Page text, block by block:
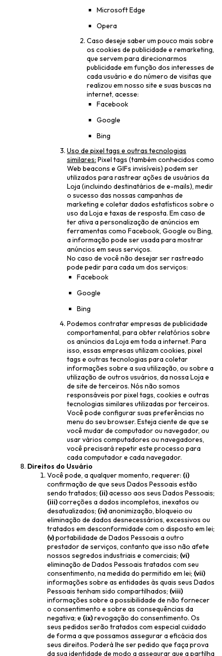
Microsoft Edge
Opera
Caso deseje saber um pouco mais sobre
os cookies de publicidade e remarketing,
que servem para direcionarmos
publicidade em função dos interesses de
cada usuário e do número de visitas que
realizou em nosso site e suas buscas na
internet, acesse:
Facebook
Google
Bing
Uso de pixel tags e outras tecnologias
similares: Pixel tags (também conhecidos como
Web beacons e GIFs invisíveis) podem ser
utilizados para rastrear ações de usuários da
Loja (incluindo destinatários de e-mails), medir
o sucesso das nossas campanhas de
marketing e coletar dados estatísticos sobre o
uso da Loja e taxas de resposta. Em caso de
ter ativa a personalização de anúncios em
ferramentas como Facebook, Google ou Bing,
a informação pode ser usada para mostrar
anúncios em seus serviços.
No caso de você não desejar ser rastreado
pode pedir para cada um dos serviços:
Facebook
Google
Bing
Podemos contratar empresas de publicidade
comportamental, para obter relatórios sobre
os anúncios da Loja em toda a internet. Para
isso, essas empresas utilizam cookies, pixel
tags e outras tecnologias para coletar
informações sobre a sua utilização, ou sobre a
utilização de outros usuários, da nossa Loja e
de site de terceiros. Nós não somos
responsáveis por pixel tags, cookies e outras
tecnologias similares utilizadas por terceiros.
Você pode configurar suas preferências no
menu do seu browser. Esteja ciente de que se
você mudar de computador ou navegador, ou
usar vários computadores ou navegadores,
você precisará repetir este processo para
cada computador e cada navegador.
Direitos do Usuário
Você pode, a qualquer momento, requerer: (i)
confirmação de que seus Dados Pessoais estão
sendo tratados; (ii)acesso aos seus Dados Pessoais;
(iii)correções a dados incompletos, inexatos ou
desatualizados; (iv)anonimização, bloqueio ou
eliminação de dados desnecessários, excessivos ou
tratados em desconformidade com o disposto em lei;
(v)portabilidade de Dados Pessoais a outro
prestador de serviços, contanto que isso não afete
nossos segredos industriais e comerciais; (vi)
eliminação de Dados Pessoais tratados com seu
consentimento, na medida do permitido em lei; (vii)
informações sobre as entidades às quais seus Dados
Pessoais tenham sido compartilhados; (viii)
informações sobre a possibilidade de não fornecer
o consentimento e sobre as consequências da
negativa; e (ix)revogação do consentimento. Os
seus pedidos serão tratados com especial cuidado
de forma a que possamos assegurar a eficácia dos
seus direitos. Poderá lhe ser pedido que faça prova
da sua identidade de modo a assegurar que a partilha